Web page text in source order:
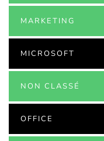
MARKETING
MICROSOFT
NON CLASSÉ
OFFICE